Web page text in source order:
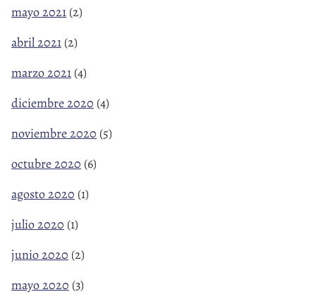
mayo 2021 (2)
abril 2021 (2)
marzo 2021 (4)
diciembre 2020 (4)
noviembre 2020 (5)
octubre 2020 (6)
agosto 2020 (1)
julio 2020 (1)
junio 2020 (2)
mayo 2020 (3)